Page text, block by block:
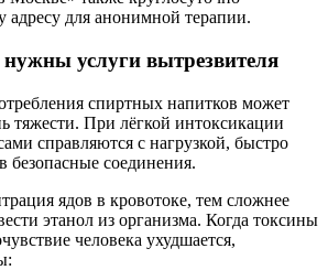
для анонимной терапии.
услуги вытрезвителя
спиртных напитков может
тяжести. При лёгкой интоксикации
справляются с нагрузкой, быстро
безопасные соединения.
ядов в кровотоке, тем сложнее
этанол из организма. Когда токсины
человека ухудшается,